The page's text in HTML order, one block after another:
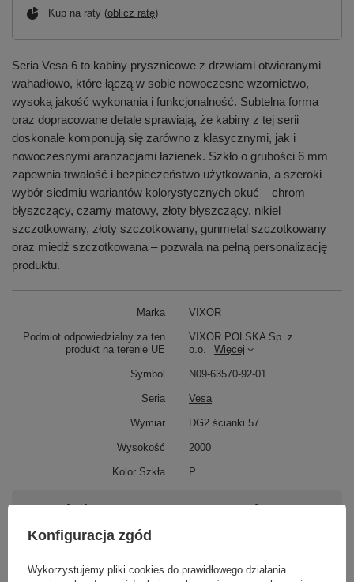
Kup na raty (oblicz ratę)
Seria Vesa 6 to kabiny prysznicowe z drzwiami otwieranymi
wahadłowo, które łączą w sobie nowoczesne wzornictwo,
wysoką jakość wykonania i funkcjonalność. Subtelna forma
oraz dopracowane detale sprawiają, że kabiny z tej serii
doskonale komponują się zarówno z klasycznymi, jak i
nowoczesnymi aranżacjami łazienek. Szkło o grubości 6 mm
zapewnia trwałość i bezpieczeństwo użytkowania, a szeroki
wybór siedmiu wariantów kolorystycznych okuć – chrom
błyszczący, czarny matowy, złoty błyszczący, nikiel
szczotkowany, złoty szczotkowany, gunmetal szczotkowany
oraz miedź szczotkowana – pozwala na pełną personalizację
produktu.
Marka VIXOR
Podmiot odpowiedzialny za ten
produkt na terenie UE
VIXOR POLSKA Sp. z
o.o.
Więcej
Symbol N09-63570-92-01
Seria Vesa
Wymiar DG2 ścianki 57
Wysokość 2000
Kolor Szkła P
Potrzebujesz pomocy? Masz pytania?
Zadaj pytanie a my odpowiemy niezwłocznie,
najciekawsze pytania i odpowiedzi publikując
Konfiguracja zgód
Wykorzystujemy pliki cookies do prawidłowego działania